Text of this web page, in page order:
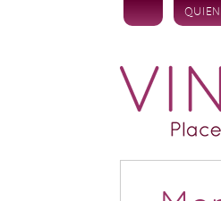
Skip to content